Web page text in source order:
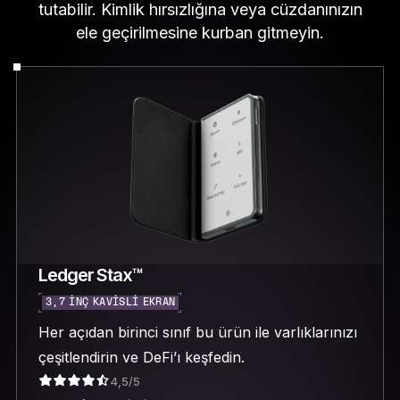
tutabilir. Kimlik hırsızlığına veya cüzdanınızın
ele geçirilmesine kurban gitmeyin.
Ledger Stax™
3,7 INÇ KAVISLI EKRAN
Her açıdan birinci sınıf bu ürün ile varlıklarınızı
çeşitlendirin ve DeFi’ı keşfedin.
4,5/5